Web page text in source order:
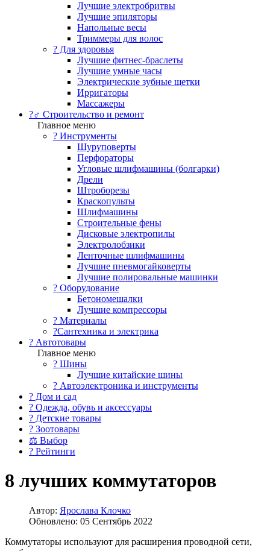
Лучшие электробритвы
Лучшие эпиляторы
Напольные весы
Триммеры для волос
? Для здоровья
Лучшие фитнес-браслеты
Лучшие умные часы
Электрические зубные щетки
Ирригаторы
Массажеры
?‍♂️ Строительство и ремонт
Главное меню
?️ Инструменты
Шуруповерты
Перфораторы
Угловые шлифмашины (болгарки)
Дрели
Штроборезы
Краскопульты
Шлифмашины
Строительные фены
Дисковые электропилы
Электролобзики
Ленточные шлифмашины
Лучшие пневмогайковерты
Лучшие полировальные машинки
?️ Оборудование
Бетономешалки
Лучшие компрессоры
? Материалы
?Сантехника и электрика
? Автотовары
Главное меню
? Шины
Лучшие китайские шины
? Автоэлектроника и инструменты
? Дом и сад
? Одежда, обувь и аксессуары
? Детские товары
? Зоотовары
⚖ Выбор
? Рейтинги
8 лучших коммутаторов
Автор: Ярослава Клочко
Обновлено: 05 Сентябрь 2022
Коммутаторы используют для расширения проводной сети,